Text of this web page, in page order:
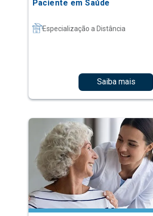
Paciente em Saúde
Especialização a Distância
Saiba mais